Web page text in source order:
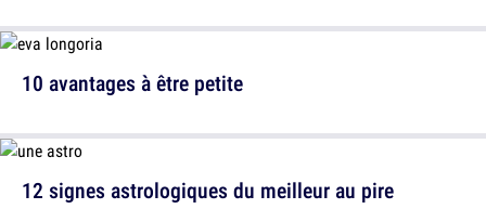
10 avantages à être petite
12 signes astrologiques du meilleur au pire